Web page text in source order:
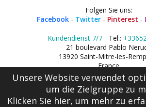
Folgen Sie uns:
Facebook - Twitter - Pinterest -
Kundendienst 7/7- Tel.:
21 boulevard Pablo
13920 Saint-Mitre-les-
France
Unsere Website verwendet
um die Zielgruppe zu
Klicken Sie hier, um mehr zu